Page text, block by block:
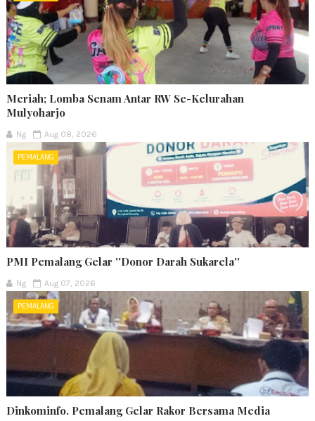
Meriah; Lomba Senam Antar RW Se-Kelurahan
Mulyoharjo
Ng Aug 08, 2026
PEMALANG
PMI Pemalang Gelar ''Donor Darah Sukarela''
Ng Aug 07, 2026
PEMALANG
Dinkominfo. Pemalang Gelar Rakor Bersama Media